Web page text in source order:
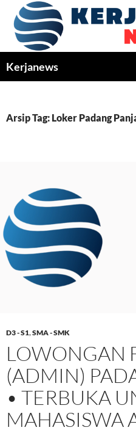
Langsung
Kerjanews
Arsip Tag: Loker Padang
D3 - S1,SMA - SMK
LOWONGAN
(ADMIN)
• TERBUKA
MAHASISWA